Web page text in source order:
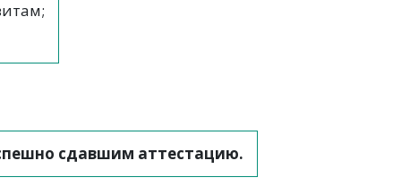
сдавшим аттестацию.